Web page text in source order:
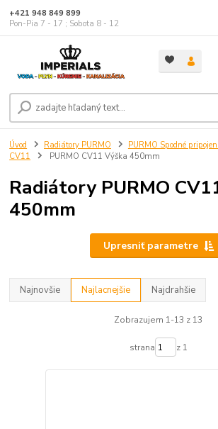
+421 948 849 899
Pon-Pia 7 - 17 ; Sobota 8 - 12
Úvod Radiátory PURMO PURMO Spodné
CV11
PURMO CV11 Výška 450mm
Radiátory PURMO
450mm
Upresniť parametre
Najnovšie Najlacnejšie Najdrahšie
Zobrazujem 1-13 z 13
strana z 1